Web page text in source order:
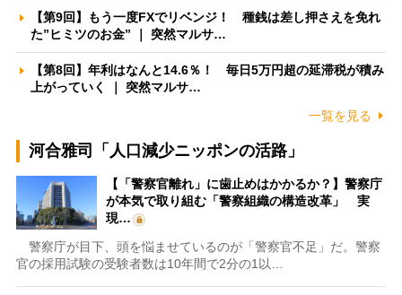
【第9回】もう一度FXでリベンジ！ 種銭は差し押さえを免れ
た”ヒミツのお金” ｜ 突然マルサ…
【第8回】年利はなんと14.6％！ 毎日5万円超の延滞税が積み
上がっていく ｜ 突然マルサ…
一覧を見る
河合雅司「人口減少ニッポンの活路」
【「警察官離れ」に歯止めはかかるか？】警察庁
が本気で取り組む「警察組織の構造改革」 実
現…
警察庁が目下、頭を悩ませているのが「警察官不足」だ。警察
官の採用試験の受験者数は10年間で2分の1以…